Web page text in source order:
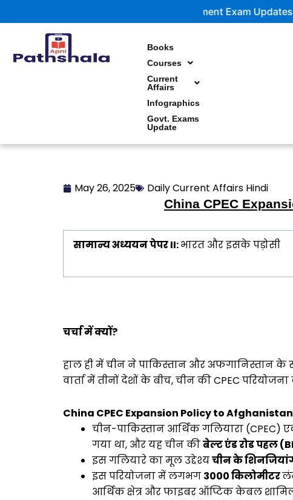
to
Government Exam Updates | Latest
Books
Courses
Current
Affairs
Infographics
Govt. Exams
Update
May 26, 2025
Daily Current Affairs Hindi
China CPEC
सामान्य अध्ययन पेपर II:भारत और इसके पड़ोसी
चर्चा में क्यों?
हाल ही में चीन ने पाकिस्तान और अफगानिस्तान के
वार्ता में तीनों देशों के बीच, चीन की CPEC
China CPEC Expansion Policy to Afghanistan
चीन-पाकिस्तान आर्थिक गलियारा (CPEC)
गया था, और यह चीन कीबेल्ट एंड रोड पहल
इस गलियारे का मूल उद्देश्यचीन के शिनजियांग
इस परियोजना में लगभग 3000 किलोमीटर
आर्थिक क्षेत्र और फाइबर ऑप्टिक केबल